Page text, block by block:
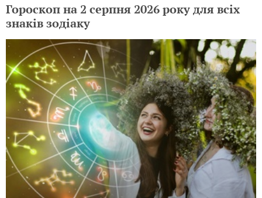
Гороскоп на 2 серпня 2026 року для всіх
знаків зодіаку